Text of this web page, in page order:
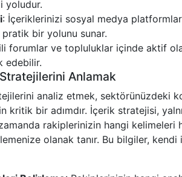
yoludur.
: İçeriklerinizi sosyal medya
bir yolunu sunar.
forumlar ve topluluklar içinde aktif
edebilir.
Anlamak
analiz etmek, sektörünüzdeki
bir adımdır. İçerik stratejisi,
rakiplerinizin hangi kelimeleri
olanak tanır. Bu bilgiler,